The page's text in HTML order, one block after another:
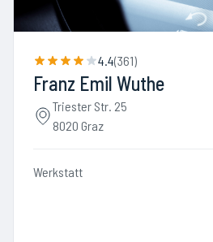
4.4(361)
Franz Emil Wuthe
Triester Str. 25
8020 Graz
Werkstatt